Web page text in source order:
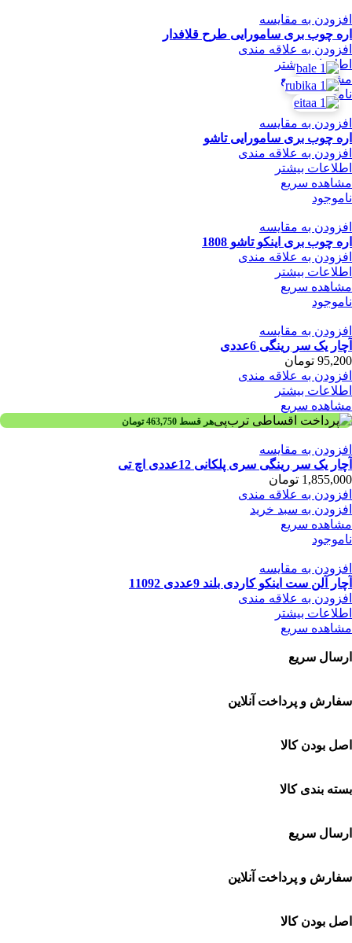
افزودن به مقایسه
اره چوب بری سامورایی طرح قلافدار
افزودن به علاقه مندی
اطلاعات بیشتر
مشاهده سریع
ناموجود
افزودن به مقایسه
اره چوب بری سامورایی تاشو
افزودن به علاقه مندی
اطلاعات بیشتر
مشاهده سریع
ناموجود
افزودن به مقایسه
اره چوب بری اینکو تاشو 1808
افزودن به علاقه مندی
اطلاعات بیشتر
مشاهده سریع
ناموجود
افزودن به مقایسه
آچار یک سر رینگی 6عددی
95,200 تومان
افزودن به علاقه مندی
اطلاعات بیشتر
مشاهده سریع
هر قسط 463,750 تومان
افزودن به مقایسه
آچار یک سر رینگی سری پلکانی 12عددی اچ تی
1,855,000 تومان
افزودن به علاقه مندی
افزودن به سبد خرید
مشاهده سریع
ناموجود
افزودن به مقایسه
آچار آلن ست اینکو کاردی بلند 9عددی 11092
افزودن به علاقه مندی
اطلاعات بیشتر
مشاهده سریع
ارسال سریع
سفارش و پرداخت آنلاین
اصل بودن کالا
بسته بندی کالا
ارسال سریع
سفارش و پرداخت آنلاین
اصل بودن کالا